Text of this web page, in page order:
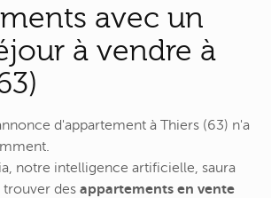
avec un
à vendre à
d'appartement à Thiers (63) n'a
notre intelligence artificielle, saura
des appartements en vente